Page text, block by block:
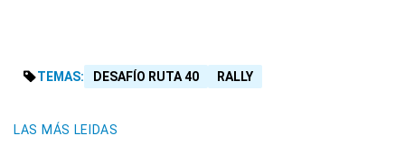
TEMAS: DESAFÍO RUTA 40 RALLY
LAS MÁS LEIDAS